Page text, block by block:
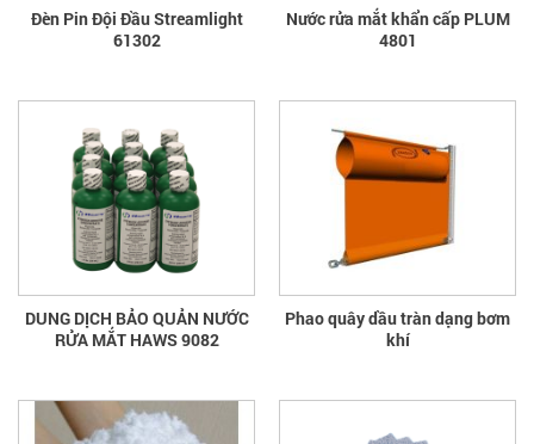
Đèn Pin Đội Đầu Streamlight
61302
Nước rửa mắt khẩn cấp PLUM
4801
DUNG DỊCH BẢO QUẢN NƯỚC
RỬA MẮT HAWS 9082
Phao quây dầu tràn dạng bơm
khí